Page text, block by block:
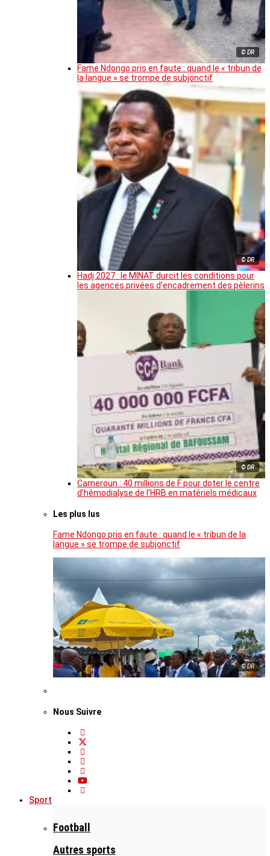
© DR
Fame Ndongo pris en faute : quand le « tribun de
la langue » se trompe de subjonctif
© DR
Hadj 2027 : le MINAT durcit les conditions pour
les agences privées d’encadrement des pèlerins
© DR
Cameroun : 40 millions de F pour doter le centre
d’hémodialyse de l’HRB en matériels médicaux
Les plus lus
Fame Ndongo pris en faute : quand le « tribun de la
langue » se trompe de subjonctif
© DR
Nous Suivre
Sport
Football
Autres sports